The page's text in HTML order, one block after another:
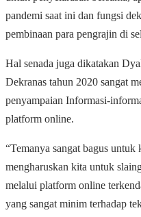
pandemi saat ini dan fungsi
pembinaan para pengrajin di
Hal senada juga dikatakan
Dekranas tahun 2020 sangat
penyampaian Informasi-
platform online.
“Temanya sangat bagus
mengharuskan kita untuk
melalui platform online
yang sangat minim terhadap